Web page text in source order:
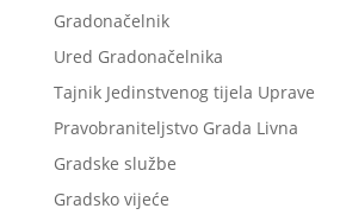
Gradonačelnik
Ured Gradonačelnika
Tajnik Jedinstvenog tijela Uprave
Pravobraniteljstvo Grada Livna
Gradske službe
Gradsko vijeće